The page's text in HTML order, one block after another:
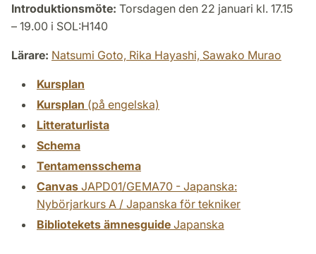
Introduktionsmöte: Torsdagen den 22 januari kl. 17.15
– 19.00 i SOL:H140
Lärare: Natsumi Goto, Rika Hayashi, Sawako Murao
Kursplan
Kursplan (på engelska)
Litteraturlista
Schema
Tentamensschema
Canvas JAPD01/GEMA70 - Japanska:
Nybörjarkurs A / Japanska för tekniker
Bibliotekets ämnesguide Japanska